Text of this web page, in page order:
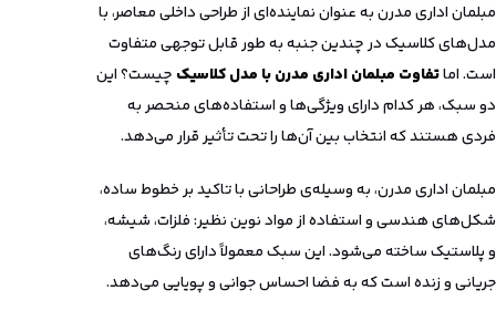
مبلمان اداری مدرن به عنوان نماینده‌ای از طراحی داخلی معاصر، با
مدل‌های کلاسیک در چندین جنبه به طور قابل توجهی متفاوت
است. اماتفاوت مبلمان اداری مدرن با مدل کلاسیک چیست؟ این
دو سبک، هر کدام دارای ویژگی‌ها و استفاده‌های منحصر به
فردی هستند که انتخاب بین آن‌ها را تحت تأثیر قرار می‌دهد.
مبلمان اداری مدرن، به وسیله‌ی طراحانی با تاکید بر خطوط ساده،
شکل‌های هندسی و استفاده از مواد نوین نظیر: فلزات، شیشه،
و پلاستیک ساخته می‌شود. این سبک معمولاً دارای رنگ‌های
جریانی و زنده است که به فضا احساس جوانی و پویایی می‌دهد.